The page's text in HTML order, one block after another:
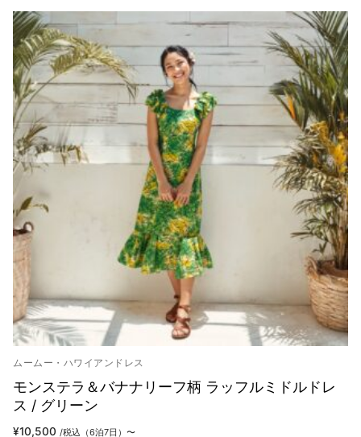
ムームー・ハワイアンドレス
モンステラ＆バナナリーフ柄 ラッフルミドルドレ
ス / グリーン
¥10,500 /税込（6泊7日）〜